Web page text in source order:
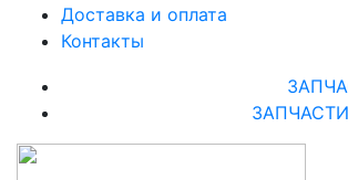
Доставка и оплата
Контакты
ЗАПЧАСТИ